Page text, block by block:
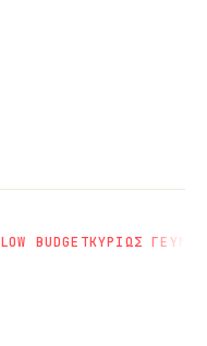
LOW BUDGETΚΥΡΙΩΣ